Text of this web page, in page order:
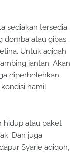
sediakan tersedia
domba atau gibas.
Untuk aqiqah
jantan. Akan
diperbolehkan.
hamil
hidup atau paket
Dan juga
Syarie aqiqoh,